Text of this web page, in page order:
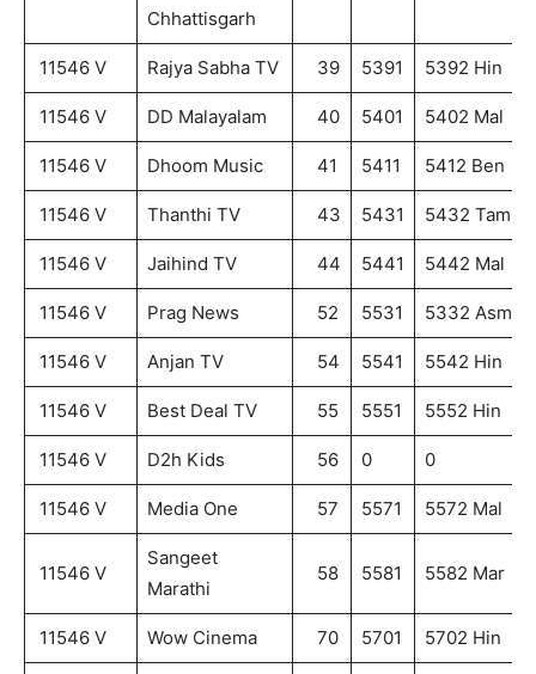
Chhattisgarh
11546 V Rajya Sabha TV 39 5391 5392 Hin
11546 V DD Malayalam 40 5401 5402 Mal
11546 V Dhoom Music 41 5411 5412 Ben
11546 V Thanthi TV 43 5431 5432 Tam
11546 V Jaihind TV 44 5441 5442 Mal
11546 V Prag News 52 5531 5332 Asm
11546 V Anjan TV 54 5541 5542 Hin
11546 V Best Deal TV 55 5551 5552 Hin
11546 V D2h Kids 56 0 0
11546 V Media One 57 5571 5572 Mal
11546 V
Sangeet
Marathi
58 5581 5582 Mar
11546 V Wow Cinema 70 5701 5702 Hin